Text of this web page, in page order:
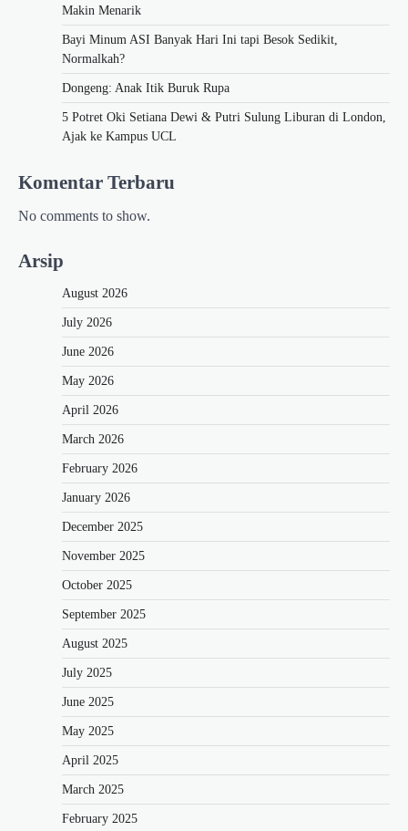
Makin Menarik
Bayi Minum ASI Banyak Hari Ini tapi Besok Sedikit,
Normalkah?
Dongeng: Anak Itik Buruk Rupa
5 Potret Oki Setiana Dewi & Putri Sulung Liburan di London,
Ajak ke Kampus UCL
Komentar Terbaru
No comments to show.
Arsip
August 2026
July 2026
June 2026
May 2026
April 2026
March 2026
February 2026
January 2026
December 2025
November 2025
October 2025
September 2025
August 2025
July 2025
June 2025
May 2025
April 2025
March 2025
February 2025